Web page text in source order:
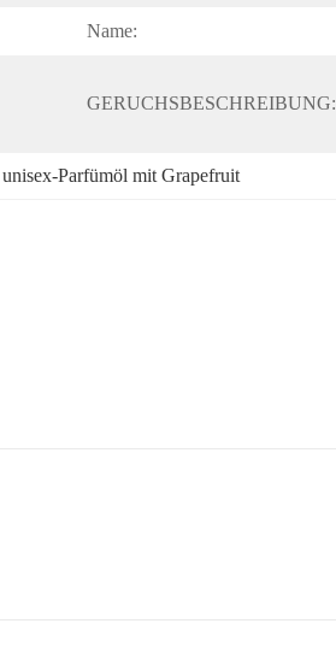
Name:
GERUCHSBESCHREIBUNG:
unisex-Parfümöl mit Grapefruit